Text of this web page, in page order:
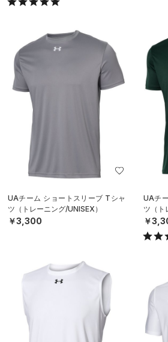
UAチーム ショートスリーブ Tシャ
ツ（トレーニング/UNISEX）
￥3,300
UAチ
ツ（ト
￥